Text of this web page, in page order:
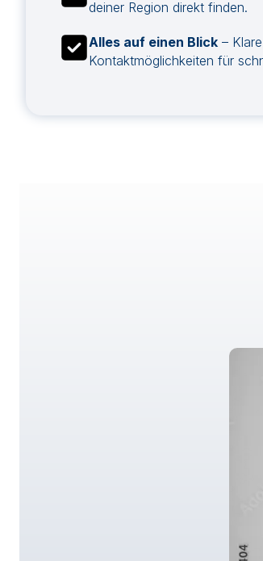
deiner Region direkt finden.
Alles auf einen Blick –
Kontaktmöglichkeiten für